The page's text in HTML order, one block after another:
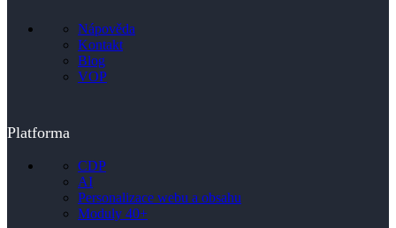
Nápověda
Kontakt
Blog
VOP
Platforma
CDP
AI
Personalizace webu a obsahu
Moduly 40+